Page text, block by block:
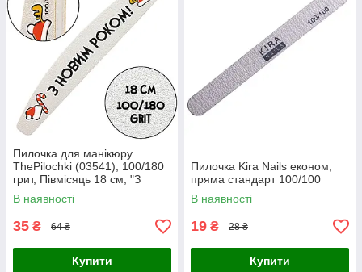
Пилочка для манікюру
ThePilochki (03541), 100/180
грит, Півмісяць 18 см, "З
Новим Роком"
В наявності
35 ₴ 64 ₴
Купити
Пилочка Kira Nails економ,
пряма стандарт 100/100
В наявності
19 ₴ 28 ₴
Купити